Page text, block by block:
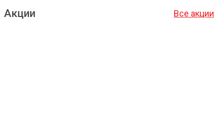
Акции Все акции